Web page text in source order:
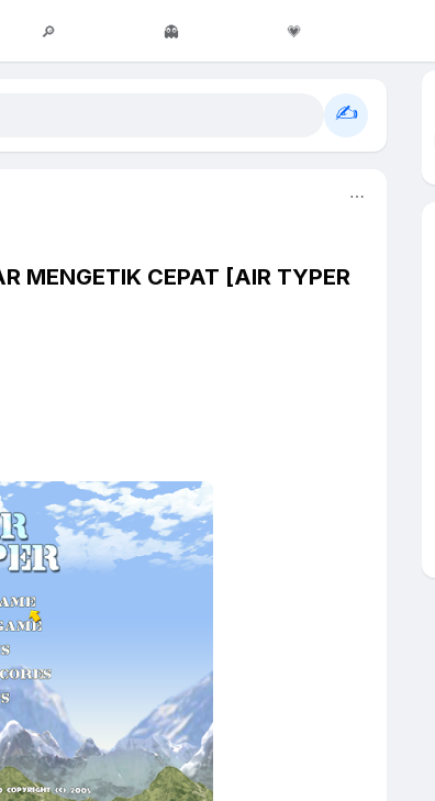
🔎 👻 💗
✍️
⋯
MENGETIK CEPAT [AIR TYPER